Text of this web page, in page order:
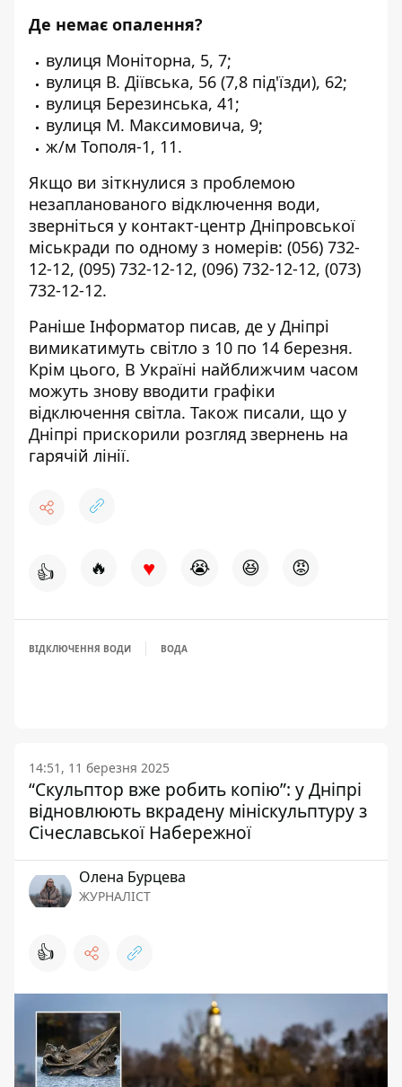
Де немає опалення?
вулиця Моніторна, 5, 7;
вулиця В. Діївська, 56 (7,8 під'їзди), 62;
вулиця Березинська, 41;
вулиця М. Максимовича, 9;
ж/м Тополя-1, 11.
Якщо ви зіткнулися з проблемою
незапланованого відключення води,
зверніться у контакт-центр Дніпровської
міськради по одному з номерів: (056) 732-
12-12, (095) 732-12-12, (096) 732-12-12, (073)
732-12-12.
Раніше Інформатор писав, де у Дніпрі
вимикатимуть світло з 10 по 14 березня.
Крім цього, В Україні найближчим часом
можуть знову вводити графіки
відключення світла. Також писали, що у
Дніпрі прискорили розгляд звернень на
гарячій лінії.
👍 🔥 ♥ 😭 😆 😡
ВІДКЛЮЧЕННЯ ВОДИ ВОДА
14:51, 11 березня 2025
“Скульптор вже робить копію”: у Дніпрі
відновлюють вкрадену мініскульптуру з
Січеславської Набережної
Олена Бурцева
ЖУРНАЛІСТ
👍